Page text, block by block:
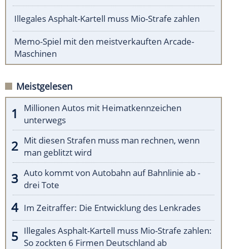
Illegales Asphalt-Kartell muss Mio-Strafe zahlen
Memo-Spiel mit den meistverkauften Arcade-
Maschinen
Meistgelesen
Millionen Autos mit Heimatkennzeichen
unterwegs
Mit diesen Strafen muss man rechnen, wenn
man geblitzt wird
Auto kommt von Autobahn auf Bahnlinie ab -
drei Tote
Im Zeitraffer: Die Entwicklung des Lenkrades
Illegales Asphalt-Kartell muss Mio-Strafe zahlen:
So zockten 6 Firmen Deutschland ab